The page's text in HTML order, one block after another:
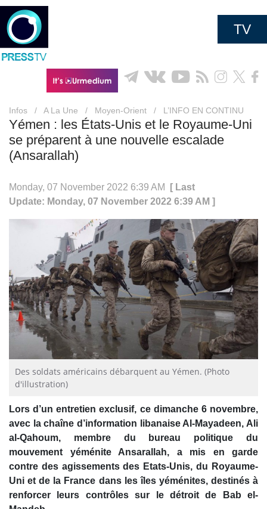
TV
Infos / A La Une / Moyen-Orient / L’INFO EN CONTINU
Yémen : les États-Unis et le Royaume-Uni
se préparent à une nouvelle escalade
(Ansarallah)
Monday, 07 November 2022 6:39 AM
[ Last
Update: Monday, 07 November 2022 6:39 AM ]
Des soldats américains débarquent au Yémen. (Photo
d'illustration)
Lors d’un entretien exclusif, ce dimanche 6 novembre,
avec la chaîne d’information libanaise Al-Mayadeen, Ali
al-Qahoum, membre du bureau politique du
mouvement yéménite Ansarallah, a mis en garde
contre des agissements des Etats-Unis, du Royaume-
Uni et de la France dans les îles yéménites, destinés à
renforcer leurs contrôles sur le détroit de Bab el-